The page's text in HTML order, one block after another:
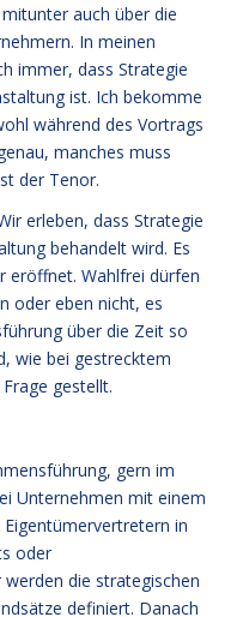
auch über die
In meinen
immer, dass Strategie
ist. Ich bekomme
während des Vortrags
manches muss
der Tenor.
erleben, dass Strategie
behandelt wird. Es
eröffnet. Wahlfrei dürfen
oder eben nicht, es
über die Zeit so
wie bei gestrecktem
gestellt.
gern im
Unternehmen mit einem
in
oder
die strategischen
definiert. Danach